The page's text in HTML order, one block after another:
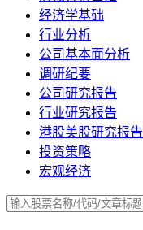
经济学基础
行业分析
公司基本面分析
调研纪要
公司研究报告
行业研究报告
港股美股研究报告
投资策略
宏观经济